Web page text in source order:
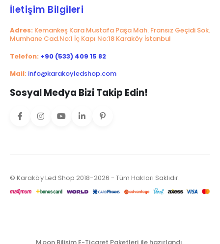
İletişim Bilgileri
Adres: Kemankeş Kara Mustafa Paşa Mah. Fransız Geçidi Sok.
Mumhane Cad.No:1 İç Kapı No:18 Karaköy İstanbul
Telefon: +90 (533) 409 15 82
Mail: info@karakoyledshop.com
Sosyal Medya Bizi Takip Edin!
© Karaköy Led Shop 2018-2026 - Tüm Hakları Saklıdır.